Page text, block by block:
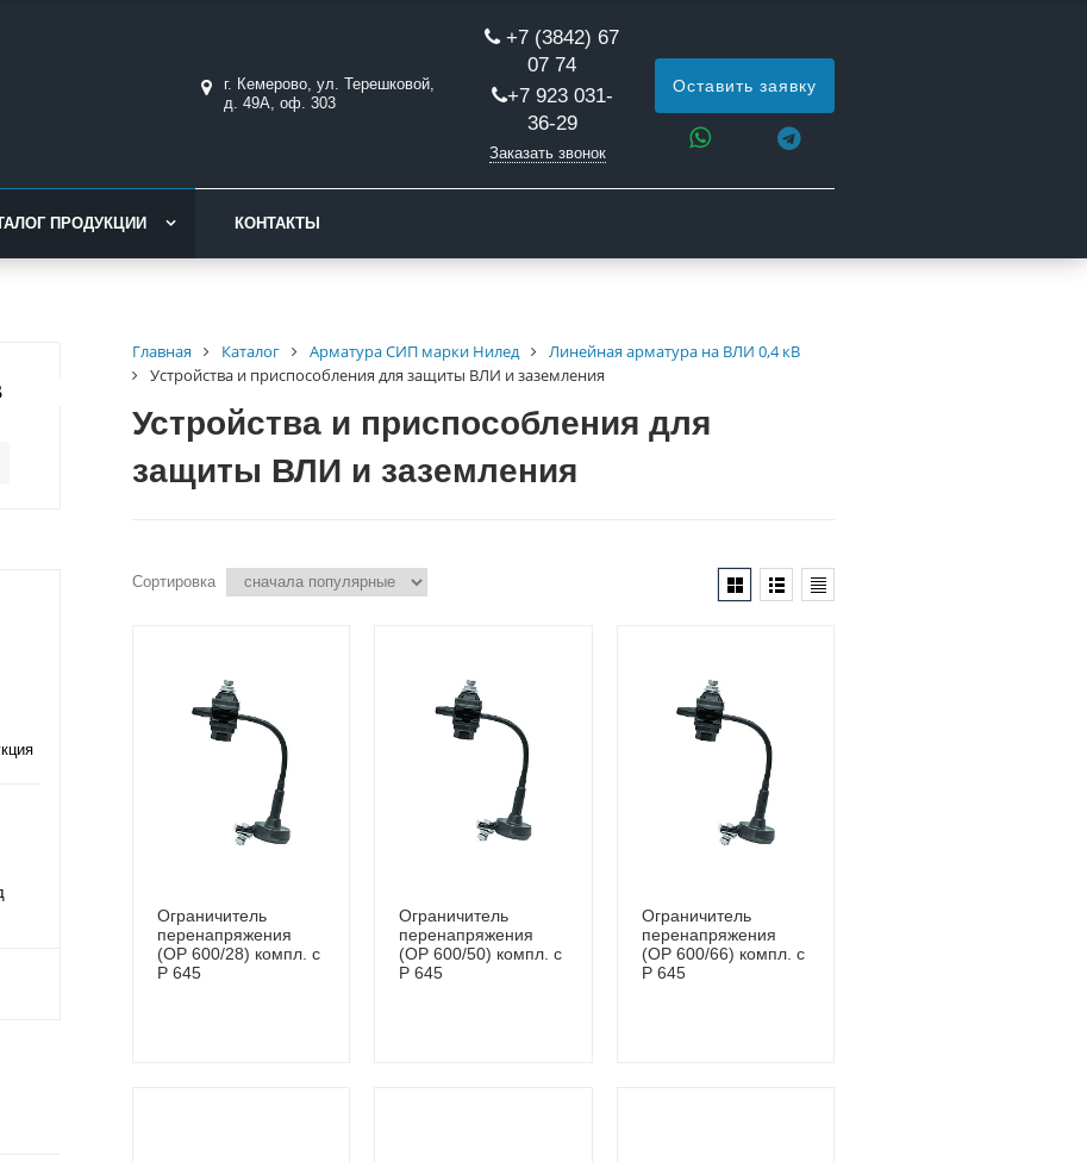
г. Кемерово, ул. Терешковой,
д. 49А, оф. 303
+7 (3842) 67
07 74
+7 923 031-
36-29
Заказать звонок
Оставить заявку
ПРОДУКЦИИ КОНТАКТЫ
Главная Каталог Арматура СИП марки Нилед
Линейная арматура на ВЛИ 0,4 кВ
Устройства и приспособления для защиты ВЛИ и заземления
Устройства и приспособления для
защиты ВЛИ и заземления
Сортировка
Ограничитель
перенапряжения
(OP 600/28) компл. с
P 645
Ограничитель
перенапряжения
(OP 600/50) компл. с
P 645
Ограничитель
перенапряжения
(OP 600/66) компл. с
P 645